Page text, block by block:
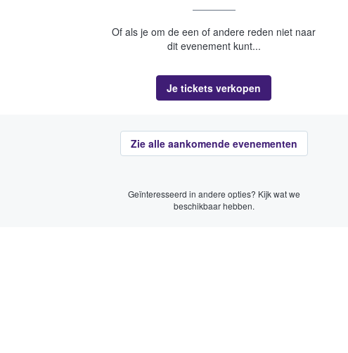
Of als je om de een of andere reden niet naar
dit evenement kunt...
Je tickets verkopen
Zie alle aankomende evenementen
Geïnteresseerd in andere opties? Kijk wat we
beschikbaar hebben.